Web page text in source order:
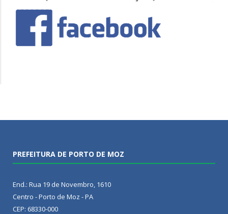
PREFEITURA DE PORTO DE MOZ
End.: Rua 19 de Novembro, 1610
Centro - Porto de Moz - PA
CEP: 68330-000